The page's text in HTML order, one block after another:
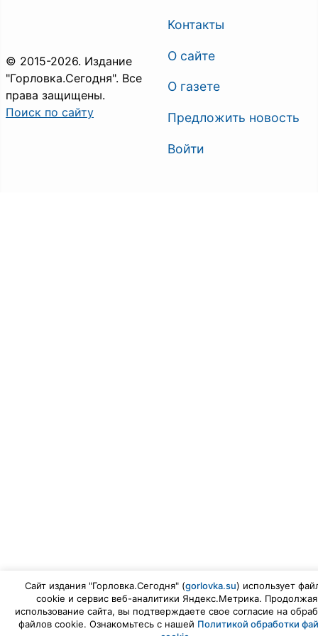
© 2015-2026. Издание
"Горловка.Сегодня". Все
права защищены.
Поиск по сайту
Контакты
О сайте
О газете
Предложить новость
Войти
Сайт издания "Горловка.Сегодня" (gorlovka.su) использует
cookie и сервис веб-аналитики Яндекс.Метрика. Продолжая
использование сайта, вы подтверждаете свое согласие на
файлов cookie. Ознакомьтесь с нашей Политикой обработки